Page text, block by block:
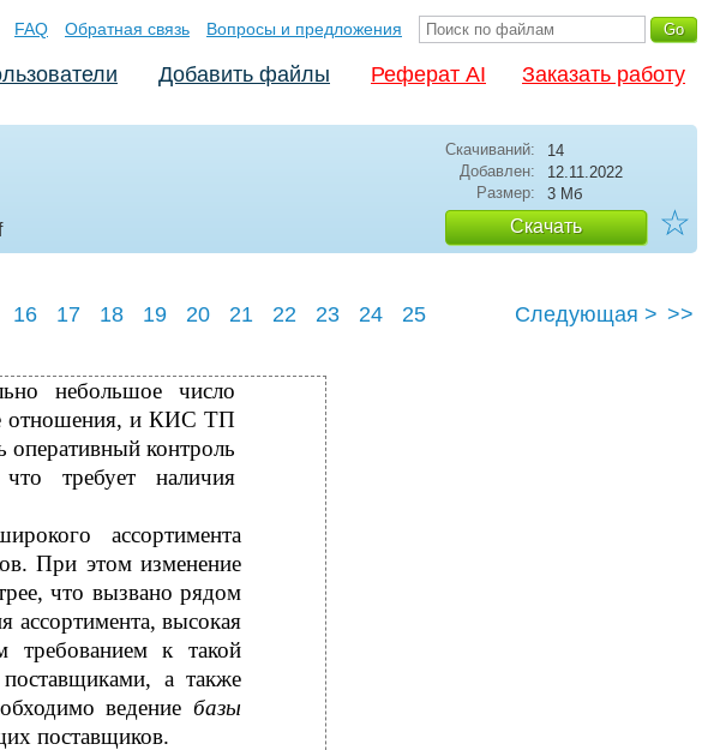
FAQ Обратная связь Вопросы и предложения
Добавить файлы Реферат AI Заказать работу
Скачиваний:
14
Добавлен:
12.11.2022
Размер:
3 Мб
Скачать ☆
16 17 18 19 20 21 22 23 24 25 Следующая > >>
небольшое число
отношения, и КИС ТП
контроль
требует наличия
ассортимента
При этом изменение
что вызвано рядом
ассортимента, высокая
требованием к такой
а также
ведение базы
поставщиков.